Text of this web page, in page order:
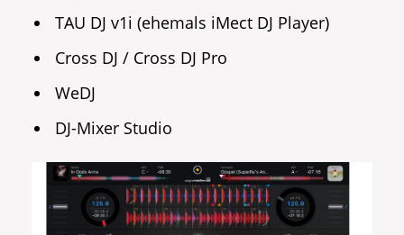
TAU DJ v1i (ehemals iMect DJ Player)
Cross DJ / Cross DJ Pro
WeDJ
DJ-Mixer Studio